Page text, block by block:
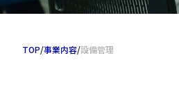
TOP/事業内容/設備管理